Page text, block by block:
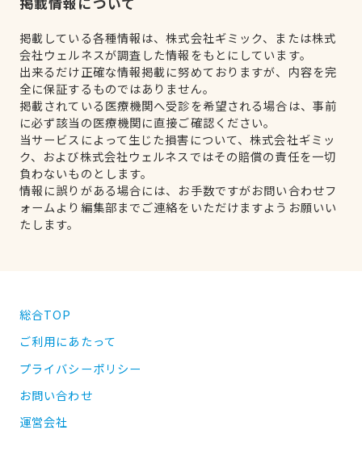
掲載している各種情報は、株式会社ギミック、または株式
会社ウェルネスが調査した情報をもとにしています。
出来るだけ正確な情報掲載に努めておりますが、内容を完
全に保証するものではありません。
掲載されている医療機関へ受診を希望される場合は、事前
に必ず該当の医療機関に直接ご確認ください。
当サービスによって生じた損害について、株式会社ギミッ
ク、および株式会社ウェルネスではその賠償の責任を一切
負わないものとします。
情報に誤りがある場合には、お手数ですがお問い合わせフ
ォームより編集部までご連絡をいただけますようお願いい
たします。
総合TOP
ご利用にあたって
プライバシーポリシー
お問い合わせ
運営会社